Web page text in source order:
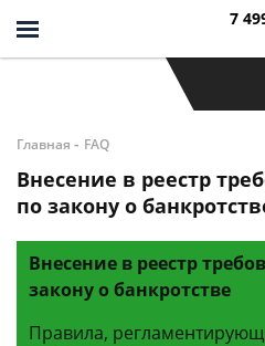
7
Главная - FAQ
Внесение в реестр
по закону о
Внесение в реестр
закону о банкротстве
Правила,